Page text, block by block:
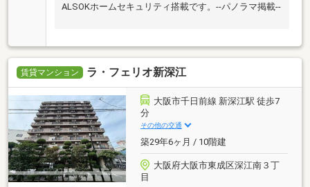
ALSOKホームセキュリティ搭載です。--パノラマ掲載--
賃貸マンション ラ・フェリオ新深江
大阪市千日前線 新深江駅 徒歩7
分
その他の交通
築29年6ヶ月 / 10階建
大阪府大阪市東成区深江南３丁
目